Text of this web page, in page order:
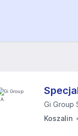
Gi Group
Koszalin